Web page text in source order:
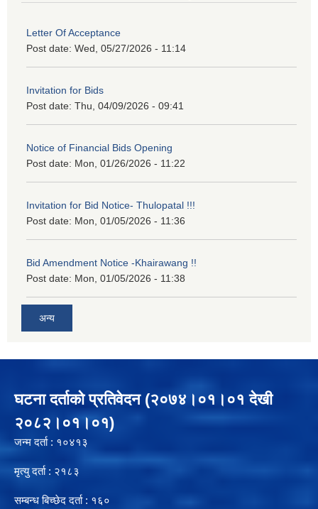
Letter Of Acceptance
Post date: Wed, 05/27/2026 - 11:14
Invitation for Bids
Post date: Thu, 04/09/2026 - 09:41
Notice of Financial Bids Opening
Post date: Mon, 01/26/2026 - 11:22
Invitation for Bid Notice- Thulopatal !!!
Post date: Mon, 01/05/2026 - 11:36
Bid Amendment Notice -Khairawang !!
Post date: Mon, 01/05/2026 - 11:38
अन्य
घटना दर्ताको प्रतिवेदन (२०७४।०१।०१ देखी
२०८२।०१।०१)
जन्म दर्ता : १०४१३
मृत्यु दर्ता : २१८३
सम्बन्ध बिच्छेद दर्ता : १६०